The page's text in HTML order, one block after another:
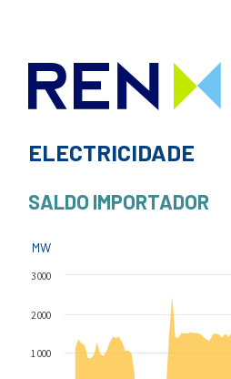
ELECTRICIDADE
SALDO IMPORTADOR
MW
1 000
2 000
3 000